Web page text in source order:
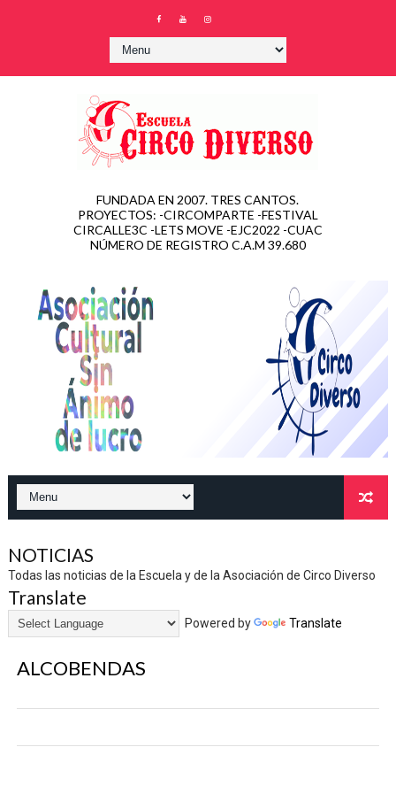
FUNDADA EN 2007. TRES CANTOS.
PROYECTOS: -CIRCOMPARTE -FESTIVAL
CIRCALLE3C -LETS MOVE -EJC2022 -CUAC
NÚMERO DE REGISTRO C.A.M 39.680
NOTICIAS
Todas las noticias de la Escuela y de la Asociación de Circo Diverso
Translate
Powered by Translate
ALCOBENDAS